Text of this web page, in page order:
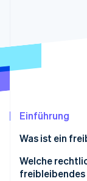
Einführung
Was ist ein
Welche